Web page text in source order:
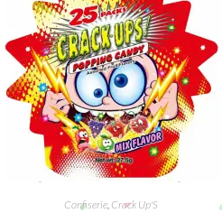
Confiserie, Crack Up'S